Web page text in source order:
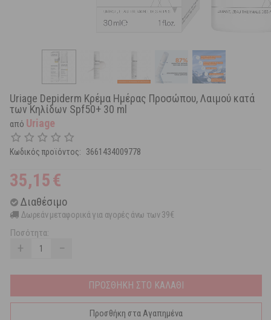
Uriage Depiderm Κρέμα Ημέρας Προσώπου, Λαιμού κατά
των Κηλίδων Spf50+ 30 ml
από Uriage
Κωδικός προϊόντος: 3661434009778
35,15€
Διαθέσιμο
Δωρεάν μεταφορικά για αγορές άνω των 39€
Ποσότητα:
+ −
ΠΡΟΣΘΗΚΗ ΣΤΟ ΚΑΛΑΘΙ
Προσθήκη στα Αγαπημένα